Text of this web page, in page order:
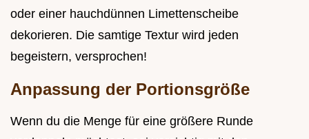
oder einer hauchdünnen Limettenscheibe
dekorieren. Die samtige Textur wird jeden
begeistern, versprochen!
Anpassung der Portionsgröße
Wenn du die Menge für eine größere Runde